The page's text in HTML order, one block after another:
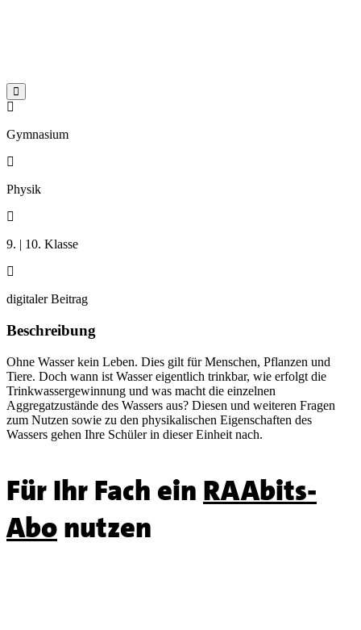


Gymnasium

Physik

9. | 10. Klasse

digitaler Beitrag
Beschreibung
Ohne Wasser kein Leben. Dies gilt für Menschen, Pflanzen und
Tiere. Doch wann ist Wasser eigentlich trinkbar, wie erfolgt die
Trinkwassergewinnung und was macht die einzelnen
Aggregatzustände des Wassers aus? Diesen und weiteren Fragen
zum Nutzen sowie zu den physikalischen Eigenschaften des
Wassers gehen Ihre Schüler in dieser Einheit nach.
Für Ihr Fach ein RAAbits-
Abonutzen